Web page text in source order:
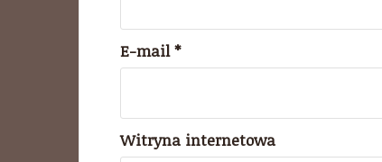
E-mail*
Witryna internetowa